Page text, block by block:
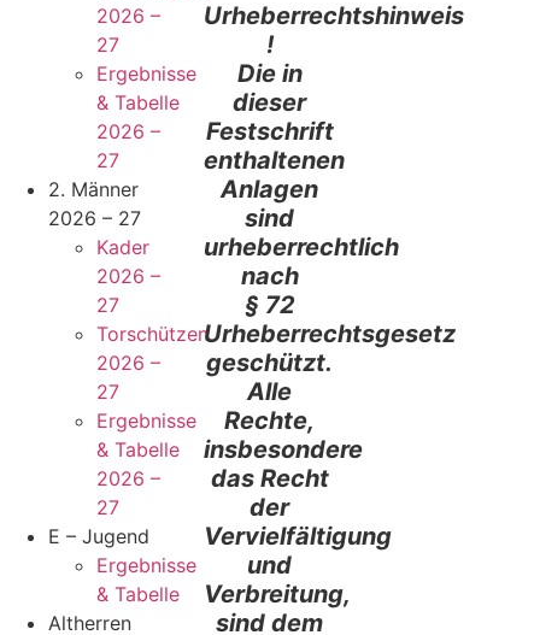
2026 –
27
Ergebnisse
& Tabelle
2026 –
27
2. Männer
2026 – 27
Kader
2026 –
27
Torschützen
2026 –
27
Ergebnisse
& Tabelle
2026 –
27
E – Jugend
Ergebnisse
& Tabelle
Altherren
Urheberrechtshinweis
!
Die in
dieser
Festschrift
enthaltenen
Anlagen
sind
urheberrechtlich
nach
§ 72
Urheberrechtsgesetz
geschützt.
Alle
Rechte,
insbesondere
das Recht
der
Vervielfältigung
und
Verbreitung,
sind dem